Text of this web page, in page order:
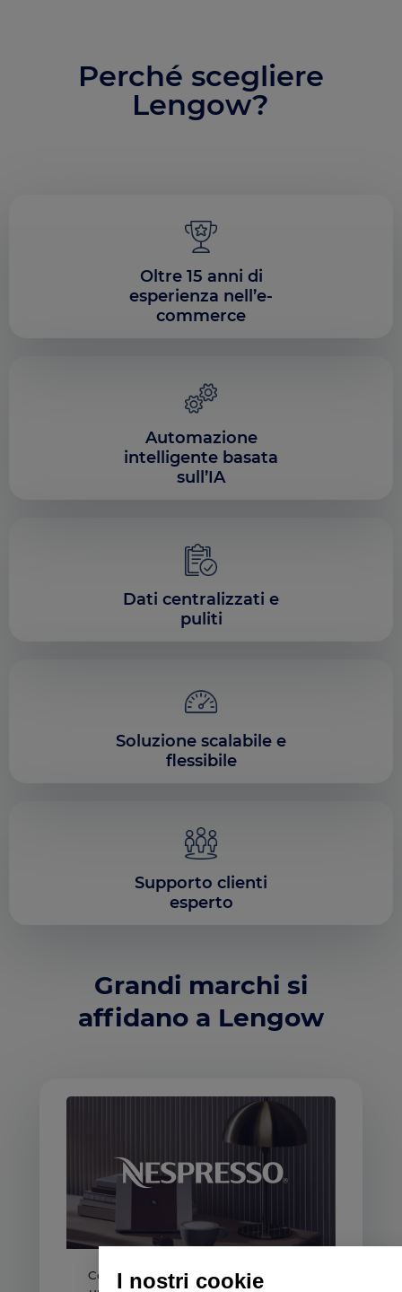
I nostri cookie
Perché scegliere
Lengow?
Oltre 15 anni di
esperienza nell’e-
commerce
Automazione
intelligente basata
sull’IA
Dati centralizzati e
puliti
Soluzione scalabile e
flessibile
Supporto clienti
esperto
Grandi marchi si
affidano a Lengow
Come Nespresso sta implementando